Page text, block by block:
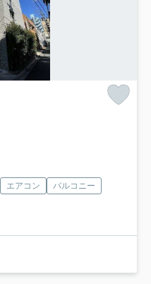
エアコン
バルコニー